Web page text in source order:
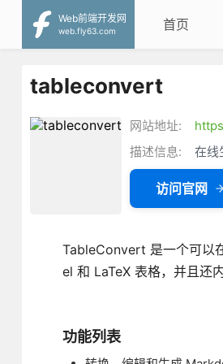
Web前端开发网
web.fly63.com
首页
tableconvert
网站地址:
描述信息:
在线
访问官网
TableConvert 是一个可以
el 和 LaTeX 表格，并且还
功能列表